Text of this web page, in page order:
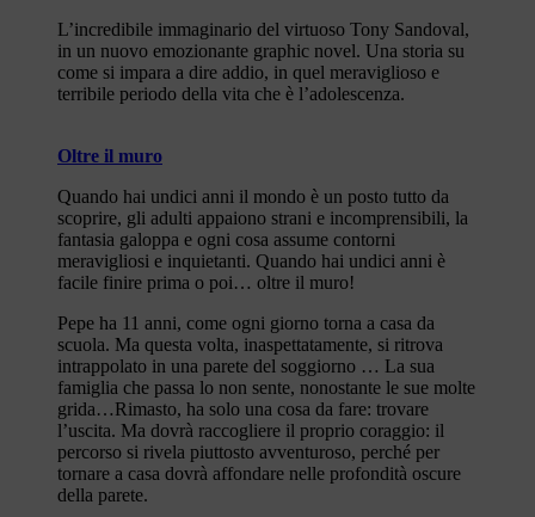
L’incredibile immaginario del virtuoso Tony Sandoval,
in un nuovo emozionante graphic novel. Una storia su
come si impara a dire addio, in quel meraviglioso e
terribile periodo della vita che è l’adolescenza.
Oltre il muro
Quando hai undici anni il mondo è un posto tutto da
scoprire, gli adulti appaiono strani e incomprensibili, la
fantasia galoppa e ogni cosa assume contorni
meravigliosi e inquietanti. Quando hai undici anni è
facile finire prima o poi… oltre il muro!
Pepe ha 11 anni, come ogni giorno torna a casa da
scuola. Ma questa volta, inaspettatamente, si ritrova
intrappolato in una parete del soggiorno … La sua
famiglia che passa lo non sente, nonostante le sue molte
grida…Rimasto, ha solo una cosa da fare: trovare
l’uscita. Ma dovrà raccogliere il proprio coraggio: il
percorso si rivela piuttosto avventuroso, perché per
tornare a casa dovrà affondare nelle profondità oscure
della parete.